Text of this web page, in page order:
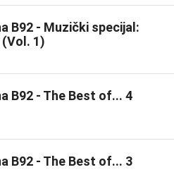
B92 - Muzički specijal:
(Vol. 1)
B92 - The Best of... 4
B92 - The Best of... 3